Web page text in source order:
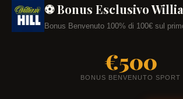
⚽ Bonus Esclusivo
Bonus Benvenuto 100% di 100€ sul
€500
BONUS BENVENUTO SPORT